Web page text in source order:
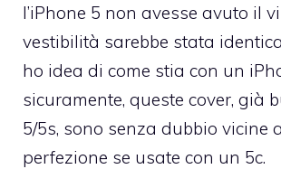
l’iPhone 5 non avesse avuto il
vestibilità sarebbe stata
ho idea di come stia con un
sicuramente, queste cover, già
5/5s, sono senza dubbio vicine
perfezione se usate con un 5c.